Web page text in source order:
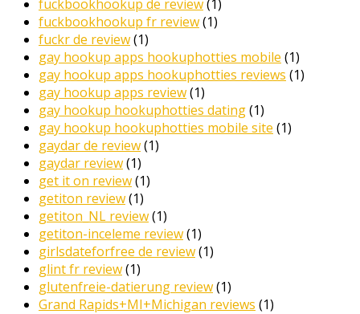
fuckbookhookup de review(1)
fuckbookhookup fr review(1)
fuckr de review(1)
gay hookup apps hookuphotties mobile (1)
gay hookup apps hookuphotties reviews (1)
gay hookup apps review(1)
gay hookup hookuphotties dating(1)
gay hookup hookuphotties mobile site (1)
gaydar de review(1)
gaydar review(1)
get it on review(1)
getiton review(1)
getiton_NL review(1)
getiton-inceleme review(1)
girlsdateforfree de review(1)
glint fr review(1)
glutenfreie-datierung review(1)
Grand Rapids+MI+Michigan reviews (1)